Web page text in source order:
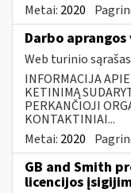
Metai: 2020
Darbo
Web turinio sąrašas
INFORMACIJA
KETINIMĄ
PERKANČIOJI
KONTAKTINIAI...
Metai: 2020
GB and Smith
licencijos